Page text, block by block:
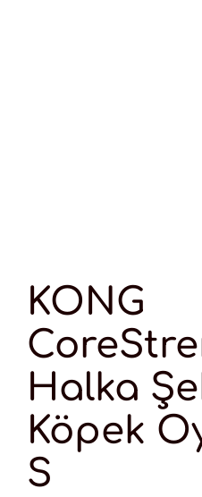
KONG
Halka
Köpek
S